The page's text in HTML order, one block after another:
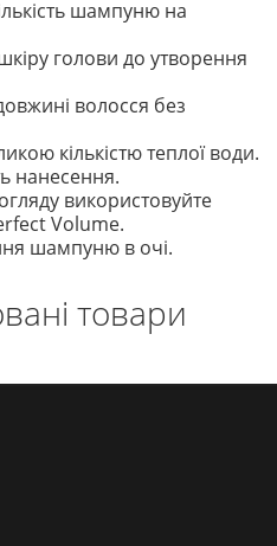
шампуню на
голови до утворення
волосся без
кількістю теплої води.
нанесення.
використовуйте
Volume.
шампуню в очі.
товари